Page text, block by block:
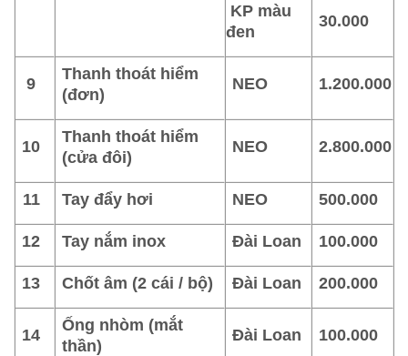
KP màu
đen
30.000
9
Thanh thoát hiểm
(đơn)
NEO 1.200.000
10
Thanh thoát hiểm
(cửa đôi)
NEO 2.800.000
11 Tay đẩy hơi NEO 500.000
12 Tay nắm inox Đài Loan 100.000
13 Chốt âm (2 cái / bộ) Đài Loan 200.000
14
Ống nhòm (mắt
thần)
Đài Loan 100.000